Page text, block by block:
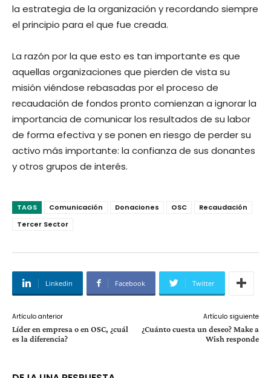
la estrategia de la organización y recordando siempre
el principio para el que fue creada.
La razón por la que esto es tan importante es que
aquellas organizaciones que pierden de vista su
misión viéndose rebasadas por el proceso de
recaudación de fondos pronto comienzan a ignorar la
importancia de comunicar los resultados de su labor
de forma efectiva y se ponen en riesgo de perder su
activo más importante: la confianza de sus donantes
y otros grupos de interés.
TAGS Comunicación Donaciones OSC
Recaudación
Tercer Sector
Linkedin Facebook Twitter
Artículo anterior
Líder en empresa o en OSC, ¿cuál
es la diferencia?
Artículo siguiente
¿Cuánto cuesta un deseo? Make a
Wish responde